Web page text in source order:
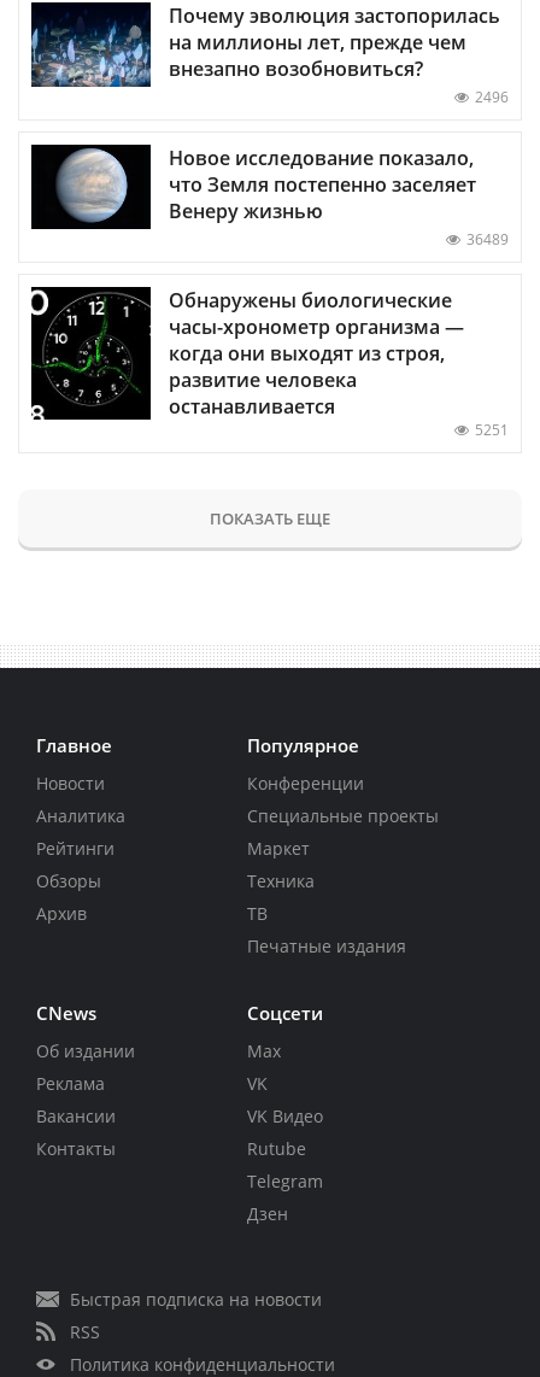
Почему эволюция застопорилась
на миллионы лет, прежде чем
внезапно возобновиться?
2496
Новое исследование показало,
что Земля постепенно заселяет
Венеру жизнью
36489
Обнаружены биологические
часы-хронометр организма —
когда они выходят из строя,
развитие человека
останавливается
5251
ПОКАЗАТЬ ЕЩЕ
Главное
Новости
Аналитика
Рейтинги
Обзоры
Архив
Популярное
Конференции
Специальные проекты
Маркет
Техника
ТВ
Печатные издания
CNews
Об издании
Реклама
Вакансии
Контакты
Соцсети
Max
VK
VK Видео
Rutube
Telegram
Дзен
Быстрая подписка на новости
RSS
Политика конфиденциальности